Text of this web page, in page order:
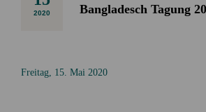
2020
Bangladesch Tagung
Freitag, 15. Mai 2020